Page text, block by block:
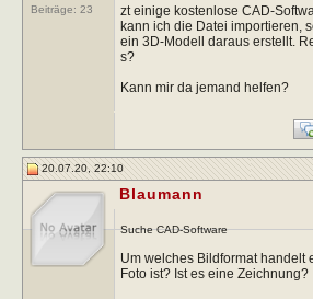
Beiträge: 23
zt einige kostenlose CAD-
kann ich die Datei importieren,
ein 3D-Modell daraus erstellt.
s?
Kann mir da jemand helfen?
20.07.20, 22:10
Blaumann
Suche CAD-Software
Um welches Bildformat handelt
Foto ist? Ist es eine Zeichnung?